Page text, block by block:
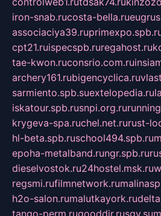
iron-snab.rucosta-bella.ru
associaciya39.ru
cpt21.ruispecspb.ruregahost.ru
tae-kwon.ruconsrio.com.ru
archery161.rubigencyclica.ru
sarmiento.spb.suextelopedia.ru
iskatour.spb.rusnpi.org.ru
krygeva-spa.ruchel.net.rurust-
hl-beta.spb.ruschool494.spb.ru
epoha-metalband.rungr.spb.ru
dieselvostok.ru24hostel.msk.ru
regsmi.rufilmnetwork.ru
h2o-salon.rumalutkayork.ru
tango-perm.rugooddir.rusgv.su